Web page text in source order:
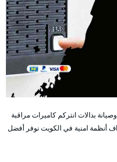
بدالات انتركم كاميرات مراقبة
أنظمة امنية في الكويت نوفر أفضل